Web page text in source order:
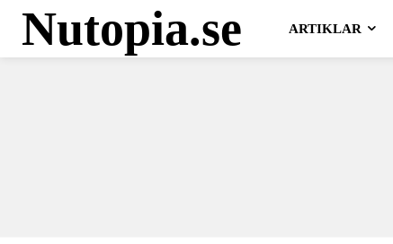
Nutopia.se ARTIKLAR